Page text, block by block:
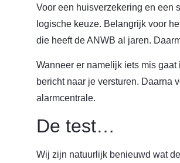
Voor een huisverzekering en een
logische keuze. Belangrijk voor
die heeft de ANWB al jaren.
Wanneer er namelijk iets mis
bericht naar je versturen. Daarna
alarmcentrale.
De test…
Wij zijn natuurlijk benieuwd wat